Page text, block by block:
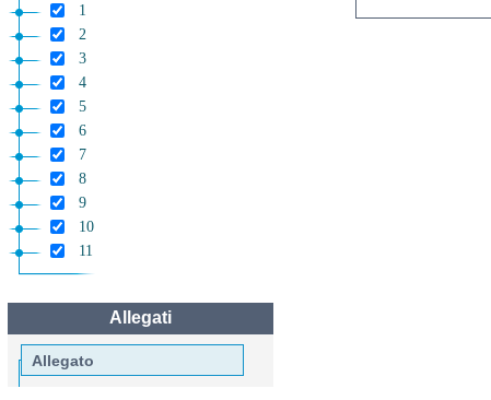
1
2
3
4
5
6
7
8
9
10
11
Allegati
Allegato